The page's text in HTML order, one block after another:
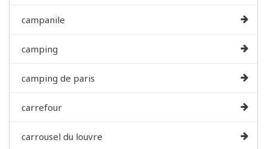
campanile
camping
camping de paris
carrefour
carrousel du louvre